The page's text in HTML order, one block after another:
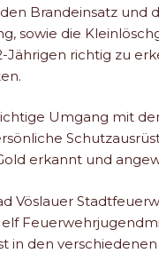
Brandeinsatz und
sowie die
Jährigen richtig zu
Umgang mit
erkannt und
Vöslauer
in den